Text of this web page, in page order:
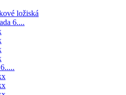
ložiská
6....